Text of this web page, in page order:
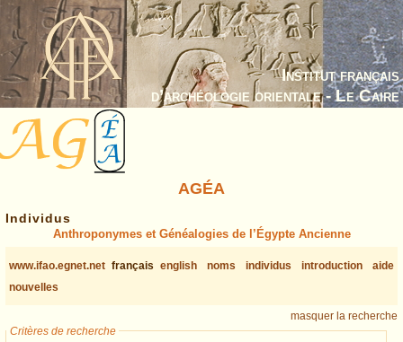
Institut français
d’archéologie orientale - Le Caire
AGÉA
Individus
Anthroponymes et Généalogies de l’Égypte Ancienne
www.ifao.egnet.net français english noms individus introduction
aide
nouvelles
masquer la recherche
Critères de recherche